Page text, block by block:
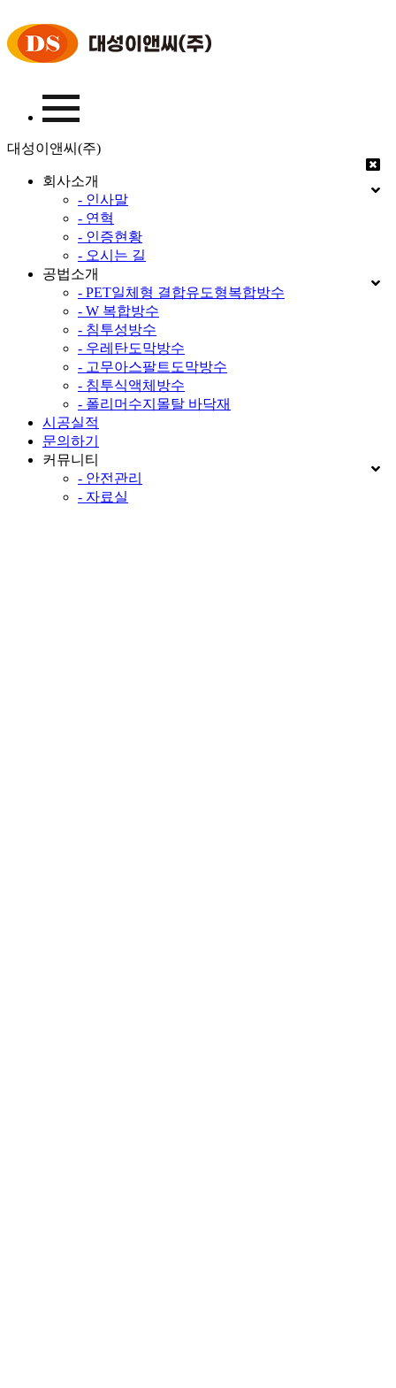
대성이앤씨(주)
회사소개
- 인사말
- 연혁
- 인증현황
- 오시는 길
공법소개
- PET일체형 결합유도형복합방수
- W 복합방수
- 침투성방수
- 우레탄도막방수
- 고무아스팔트도막방수
- 침투식액체방수
- 폴리머수지몰탈 바닥재
시공실적
문의하기
커뮤니티
- 안전관리
- 자료실